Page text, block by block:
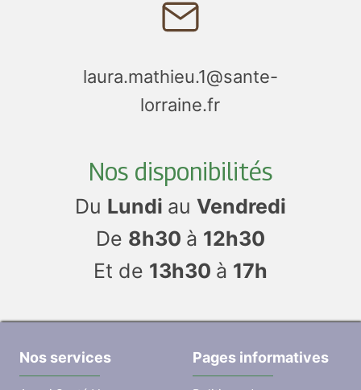
laura.mathieu.1@sante-
lorraine.fr
Nos disponibilités
Du Lundi au Vendredi
De 8h30 à 12h30
Et de 13h30 à 17h
Nos services Pages informatives